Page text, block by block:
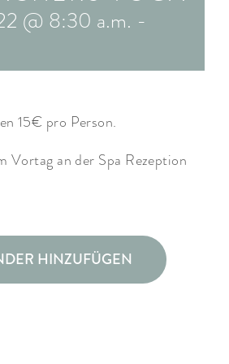
@ 8:30 a.m. -
15€ pro Person.
Vortag an der Spa Rezeption
HINZUFÜGEN